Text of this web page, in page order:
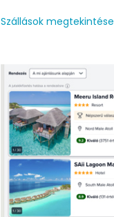
Szállások megtekintése